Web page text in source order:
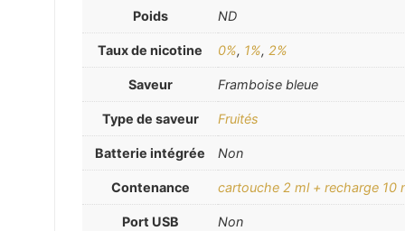
Poids ND
Taux de nicotine 0%, 1%, 2%
Saveur Framboise bleue
Type de saveur Fruités
Batterie intégrée Non
Contenance cartouche 2 ml + recharge 10
Port USB Non